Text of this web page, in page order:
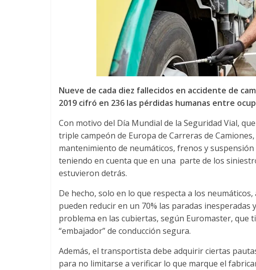
a
n
s
p
o
r
Nueve de cada diez fallecidos en accidente de
2019 cifró en 236 las pérdidas humanas entre
Con motivo del Día Mundial de la Seguridad Vial,
triple campeón de Europa de Carreras de
mantenimiento de neumáticos, frenos y
teniendo en cuenta que en una parte de los
estuvieron detrás.
De hecho, solo en lo que respecta a los
pueden reducir en un 70% las paradas
problema en las cubiertas, según Euromaster, que
“embajador” de conducción segura.
Además, el transportista debe adquirir ciertas
para no limitarse a verificar lo que marque el